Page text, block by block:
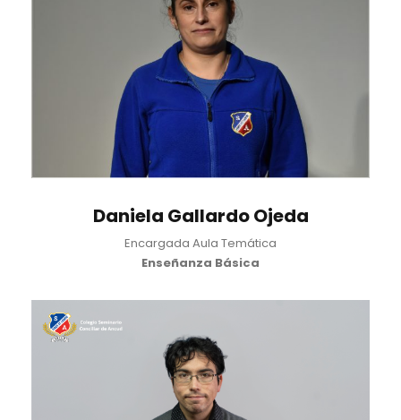
Daniela Gallardo Ojeda
Encargada Aula Temática
Enseñanza Básica